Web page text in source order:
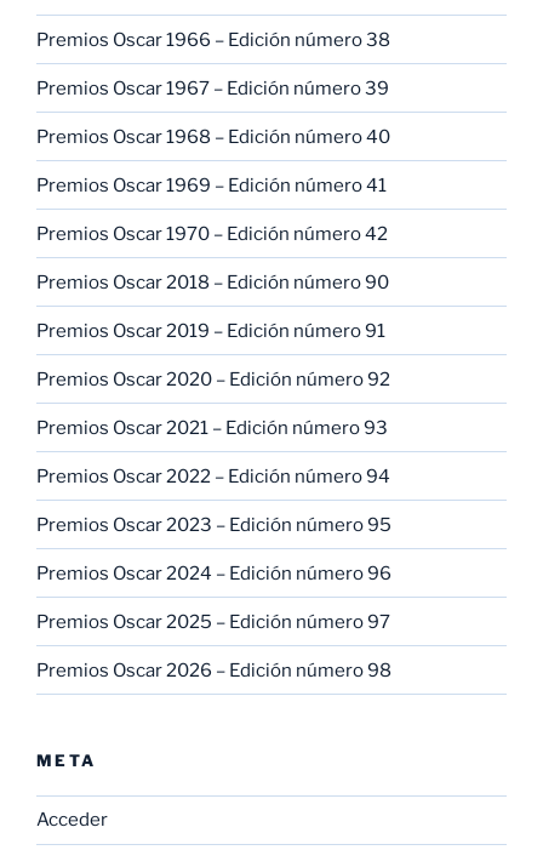
Premios Oscar 1966 – Edición número 38
Premios Oscar 1967 – Edición número 39
Premios Oscar 1968 – Edición número 40
Premios Oscar 1969 – Edición número 41
Premios Oscar 1970 – Edición número 42
Premios Oscar 2018 – Edición número 90
Premios Oscar 2019 – Edición número 91
Premios Oscar 2020 – Edición número 92
Premios Oscar 2021 – Edición número 93
Premios Oscar 2022 – Edición número 94
Premios Oscar 2023 – Edición número 95
Premios Oscar 2024 – Edición número 96
Premios Oscar 2025 – Edición número 97
Premios Oscar 2026 – Edición número 98
META
Acceder